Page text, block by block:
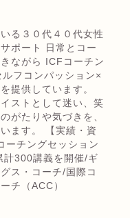
る３０代４０代女性
ポート 日常とコー
ながら ICFコーチン
フコンパッション×
提供しています。
ストとして迷い、笑
がたりや気づきを、
ます。 【実績・資
ーチングセッション
計300講義を開催/ギ
ス・コーチ/国際コ
チ（ACC）